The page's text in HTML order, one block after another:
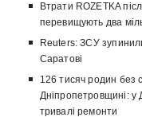
Втрати ROZETKA
перевищують два
Reuters: ЗСУ
Саратові
126 тисяч родин без
Дніпропетровщині:
тривалі ремонти